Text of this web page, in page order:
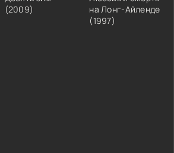
(2009)
на Лонг-Айленде
(1997)